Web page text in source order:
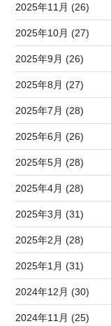
2025年11月 (26)
2025年10月 (27)
2025年9月 (26)
2025年8月 (27)
2025年7月 (28)
2025年6月 (26)
2025年5月 (28)
2025年4月 (28)
2025年3月 (31)
2025年2月 (28)
2025年1月 (31)
2024年12月 (30)
2024年11月 (25)